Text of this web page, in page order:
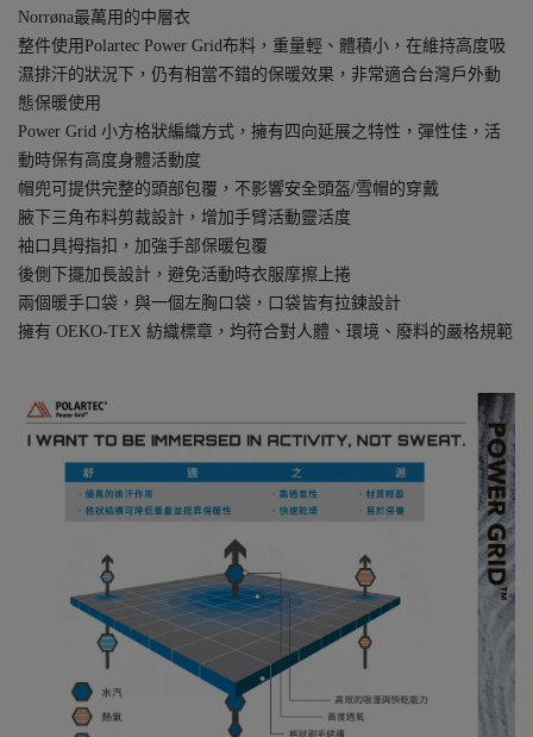
Norrøna最萬用的中層衣
整件使用Polartec Power Grid布料，重量輕、體積小，在維持高度吸
濕排汗的狀況下，仍有相當不錯的保暖效果，非常適合台灣戶外動
態保暖使用
Power Grid 小方格狀編織方式，擁有四向延展之特性，彈性佳，活
動時保有高度身體活動度
帽兜可提供完整的頭部包覆，不影響安全頭盔/雪帽的穿戴
腋下三角布料剪裁設計，增加手臂活動靈活度
袖口具拇指扣，加強手部保暖包覆
後側下擺加長設計，避免活動時衣服摩擦上捲
兩個暖手口袋，與一個左胸口袋，口袋皆有拉鍊設計
擁有 OEKO-TEX 紡織標章，均符合對人體、環境、廢料的嚴格規範